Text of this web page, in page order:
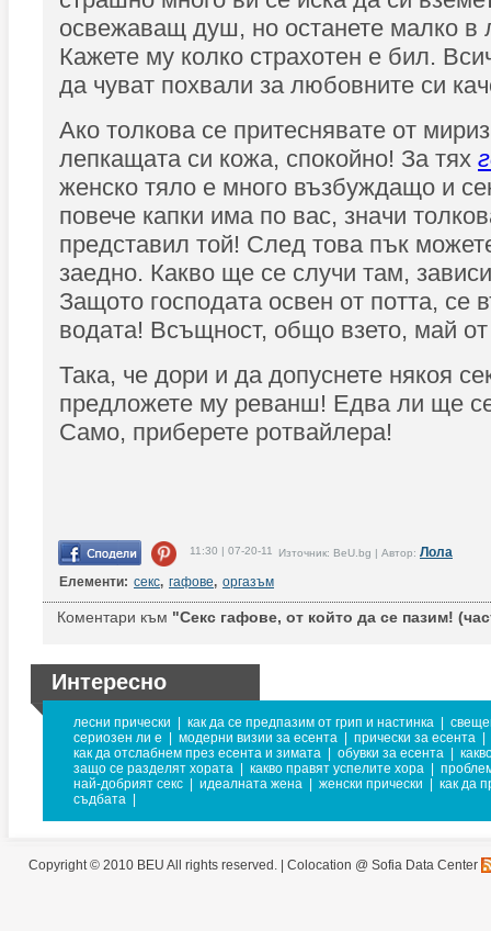
освежаващ душ, но останете малко в
Кажете му колко страхотен е бил.
да чуват похвали за любовните си
Ако толкова се притеснявате от
лепкащата си кожа, спокойно! За тях
женско тяло е много възбуждащо и
повече капки има по вас, значи
представил той! След това пък
заедно. Какво ще се случи там,
Защото господата освен от потта, се
водата! Всъщност, общо взето, май от
Така, че дори и да допуснете някоя
предложете му реванш! Едва ли ще
Само, приберете ротвайлера!
11:30 | 07-20-11 Източник: BeU.bg | Автор: Лола
Елементи: секс, гафове, оргазъм
Коментари към "Секс гафове, от който да се пазим!
Интересно
лесни прически как да се предпазим от грип и настинка
сериозен ли е
модерни визии за есента прически за есента
как да отслабнем през есента и зимата
обувки за есента
защо се разделят хората
какво правят успелите хора
най-добрият секс
идеалната жена женски прически
как да
съдбата
Copyright © 2010 BEU All rights reserved. | Colocation @ Sofia Data Center